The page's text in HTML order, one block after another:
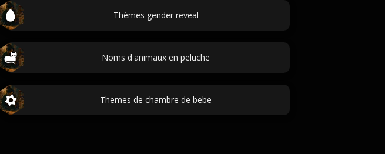
Thèmes gender reveal
Noms d'animaux en peluche
Themes de chambre de bebe